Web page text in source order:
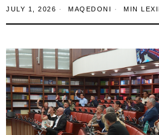
JULY 1, 2026 MAQEDONI MIN